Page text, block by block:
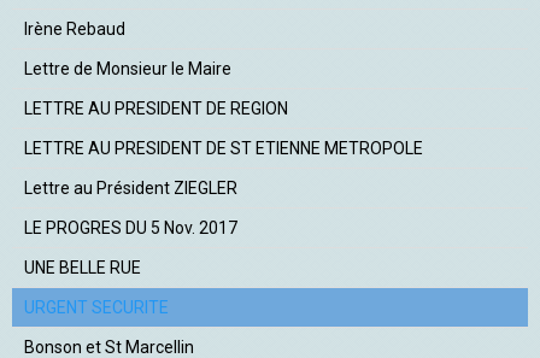
Irène Rebaud
Lettre de Monsieur le Maire
LETTRE AU PRESIDENT DE REGION
LETTRE AU PRESIDENT DE ST ETIENNE METROPOLE
Lettre au Président ZIEGLER
LE PROGRES DU 5 Nov. 2017
UNE BELLE RUE
URGENT SECURITE
Bonson et St Marcellin